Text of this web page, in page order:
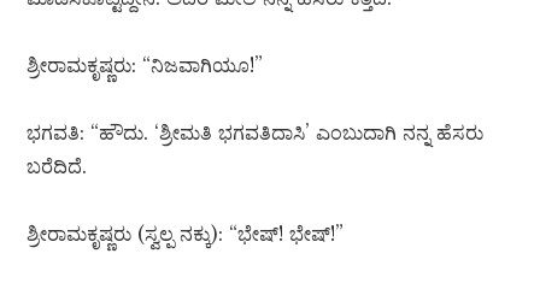
ಶ್ರೀರಾಮಕೃಷ್ಣರು: “ನಿಜವಾಗಿಯೂ!”
ಭಗವತಿ: “ಹೌದು. ‘ಶ್ರೀಮತಿ ಭಗವತಿದಾಸಿ’ ಎಂಬುದಾಗಿ ನನ್ನ ಹೆಸರು
ಬರೆದಿದೆ.
ಶ್ರೀರಾಮಕೃಷ್ಣರು (ಸ್ವಲ್ಪ ನಕ್ಕು): “ಭೇಷ್! ಭೇಷ್!”